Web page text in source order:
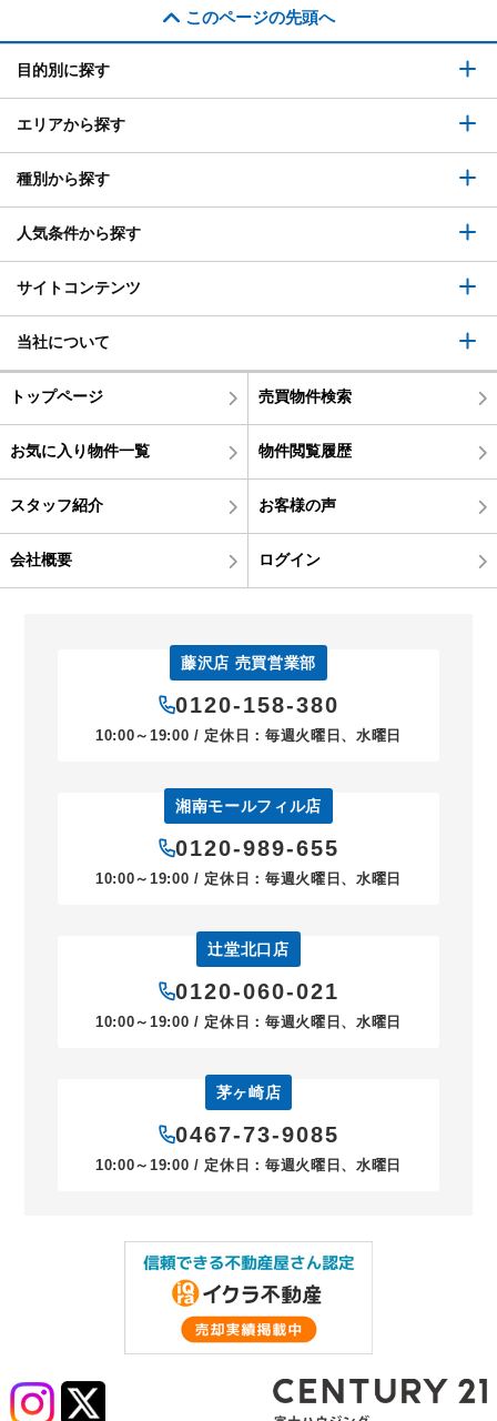
このページの先頭へ
目的別に探す
エリアから探す
種別から探す
人気条件から探す
サイトコンテンツ
当社について
トップページ 売買物件検索
お気に入り物件一覧 物件閲覧履歴
スタッフ紹介 お客様の声
会社概要 ログイン
藤沢店 売買営業部
0120-158-380
10:00～19:00 / 定休日：毎週火曜日、水曜日
湘南モールフィル店
0120-989-655
10:00～19:00 / 定休日：毎週火曜日、水曜日
辻堂北口店
0120-060-021
10:00～19:00 / 定休日：毎週火曜日、水曜日
茅ヶ崎店
0467-73-9085
10:00～19:00 / 定休日：毎週火曜日、水曜日